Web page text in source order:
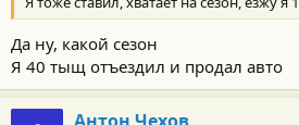
Да ну, какой сезон
Я 40 тыщ отъездил и продал авто
Антон Чехов